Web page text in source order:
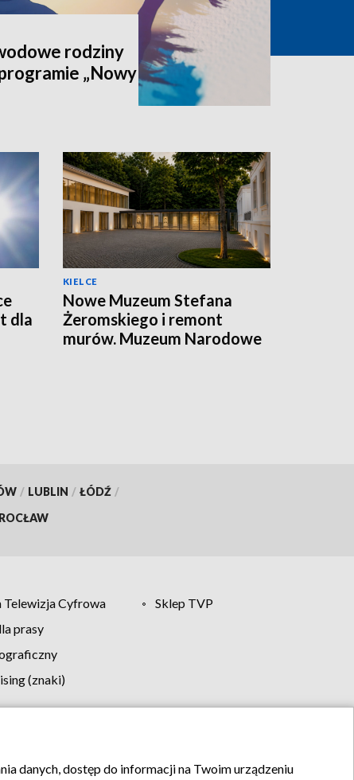
rodziny
„Nowy
dla
KIELCE
Nowe Muzeum Stefana
Żeromskiego i remont
murów. Muzeum Narodowe
/ LUBLIN / ŁÓDŹ /
Telewizja Cyfrowa
Sklep TVP
prasy
(znaki)
Kontakt
danych, dostęp do informacji na Twoim urządzeniu